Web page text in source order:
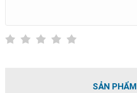
SẢN PHẨM